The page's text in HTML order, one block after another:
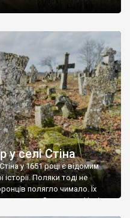
у селі Стіна
у 1651 році є відомим
Поляки тоді не
полягло чимало. Їх
називався Замковим. Нині на